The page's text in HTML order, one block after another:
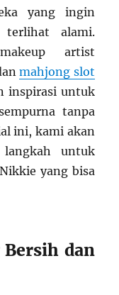
yang ingin
alami.
artist
mahjong slot
inspirasi untuk
tanpa
ini, kami akan
untuk
yang bisa
dan